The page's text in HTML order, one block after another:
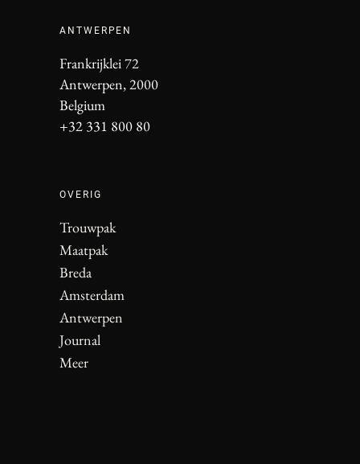
ANTWERPEN
Frankrijklei 72
Antwerpen, 2000
Belgium
+32 331 800 80
OVERIG
Trouwpak
Maatpak
Breda
Amsterdam
Antwerpen
Journal
Meer